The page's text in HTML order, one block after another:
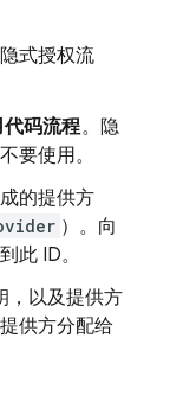
式授权流
码流程。隐
要使用。
的提供方
）。向
此 ID。
，以及提供方
供方分配给